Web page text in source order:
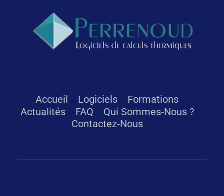
Accueil Logiciels
Formations
Actualités
FAQ
Qui Sommes-Nous ?
Contactez-Nous